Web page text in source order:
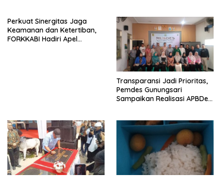
Perkuat Sinergitas Jaga
Keamanan dan Ketertiban,
FORKKABI Hadiri Apel
Transparansi Jadi Prioritas,
Pemdes Gunungsari
Sampaikan Realisasi APBDes